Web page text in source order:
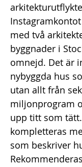
med två
byggnader i
omnejd. Det är
nybyggda hus
utan allt från
miljonprogram
upp titt som
kompletteras
som beskriver